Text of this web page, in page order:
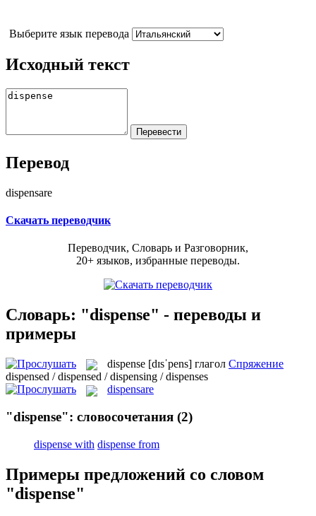
Выберите язык перевода
Исходный текст
Перевод
dispensare
Скачать переводчик
Переводчик, Словарь и Разговорник,
20+ языков, избранные переводы.
Словарь: "dispense" - переводы и
примеры
dispense [dɪsˈpens] глагол Спряжение
dispensed / dispensed / dispensing / dispenses
dispensare
"dispense": словосочетания (2)
dispense with dispense from
Примеры предложений со словом
"dispense"